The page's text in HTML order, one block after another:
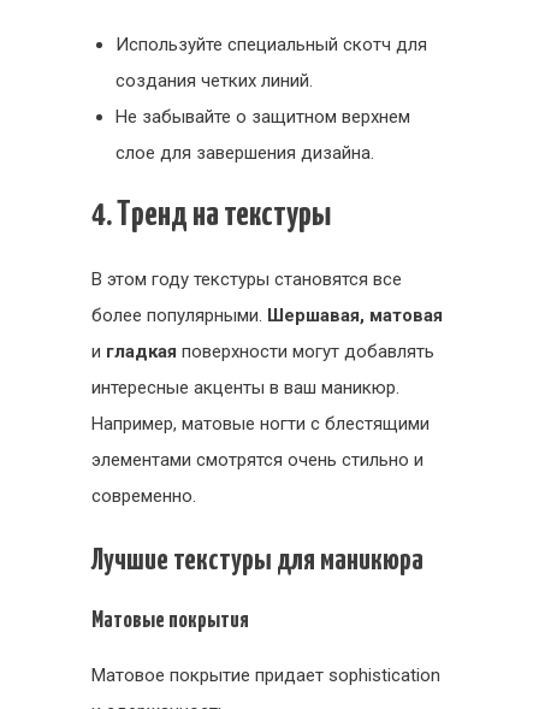
Используйте специальный скотч для
создания четких линий.
Не забывайте о защитном верхнем
слое для завершения дизайна.
4. Тренд на текстуры
В этом году текстуры становятся все
более популярными. Шершавая, матовая
и гладкая поверхности могут добавлять
интересные акценты в ваш маникюр.
Например, матовые ногти с блестящими
элементами смотрятся очень стильно и
современно.
Лучшие текстуры для маникюра
Матовые покрытия
Матовое покрытие придает sophistication